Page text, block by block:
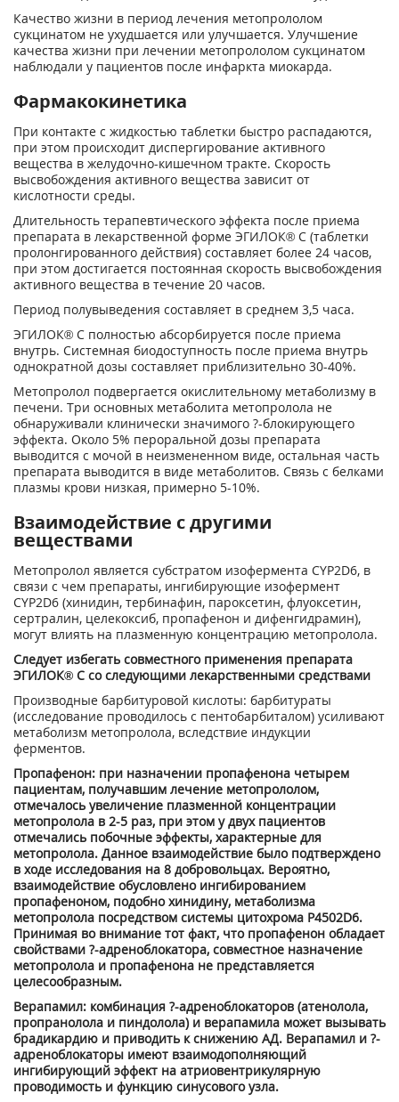
Качество жизни в период лечения метопрололом
сукцинатом не ухудшается или улучшается. Улучшение
качества жизни при лечении метопрололом сукцинатом
наблюдали у пациентов после инфаркта миокарда.
Фармакокинетика
При контакте с жидкостью таблетки быстро распадаются,
при этом происходит диспергирование активного
вещества в желудочно-кишечном тракте. Скорость
высвобождения активного вещества зависит от
кислотности среды.
Длительность терапевтического эффекта после приема
препарата в лекарственной форме ЭГИЛОК® С (таблетки
пролонгированного действия) составляет более 24 часов,
при этом достигается постоянная скорость высвобождения
активного вещества в течение 20 часов.
Период полувыведения составляет в среднем 3,5 часа.
ЭГИЛОК® С полностью абсорбируется после приема
внутрь. Системная биодоступность после приема внутрь
однократной дозы составляет приблизительно 30-40%.
Метопролол подвергается окислительному метаболизму в
печени. Три основных метаболита метопролола не
обнаруживали клинически значимого ?-блокирующего
эффекта. Около 5% пероральной дозы препарата
выводится с мочой в неизмененном виде, остальная часть
препарата выводится в виде метаболитов. Связь с белками
плазмы крови низкая, примерно 5-10%.
Взаимодействие с другими
веществами
Метопролол является субстратом изофермента CYP2D6, в
связи с чем препараты, ингибирующие изофермент
CYP2D6 (хинидин, тербинафин, пароксетин, флуоксетин,
сертралин, целекоксиб, пропафенон и дифенгидрамин),
могут влиять на плазменную концентрацию метопролола.
Следует избегать совместного применения препарата
ЭГИЛОК® С со следующими лекарственными средствами
Производные барбитуровой кислоты: барбитураты
(исследование проводилось с пентобарбиталом) усиливают
метаболизм метопролола, вследствие индукции
ферментов.
Пропафенон: при назначении пропафенона четырем
пациентам, получавшим лечение метопрололом,
отмечалось увеличение плазменной концентрации
метопролола в 2-5 раз, при этом у двух пациентов
отмечались побочные эффекты, характерные для
метопролола. Данное взаимодействие было подтверждено
в ходе исследования на 8 добровольцах. Вероятно,
взаимодействие обусловлено ингибированием
пропафеноном, подобно хинидину, метаболизма
метопролола посредством системы цитохрома P4502D6.
Принимая во внимание тот факт, что пропафенон обладает
свойствами ?-адреноблокатора, совместное назначение
метопролола и пропафенона не представляется
целесообразным.
Верапамил: комбинация ?-адреноблокаторов (атенолола,
пропранолола и пиндолола) и верапамила может вызывать
брадикардию и приводить к снижению АД. Верапамил и ?-
адреноблокаторы имеют взаимодополняющий
ингибирующий эффект на атриовентрикулярную
проводимость и функцию синусового узла.